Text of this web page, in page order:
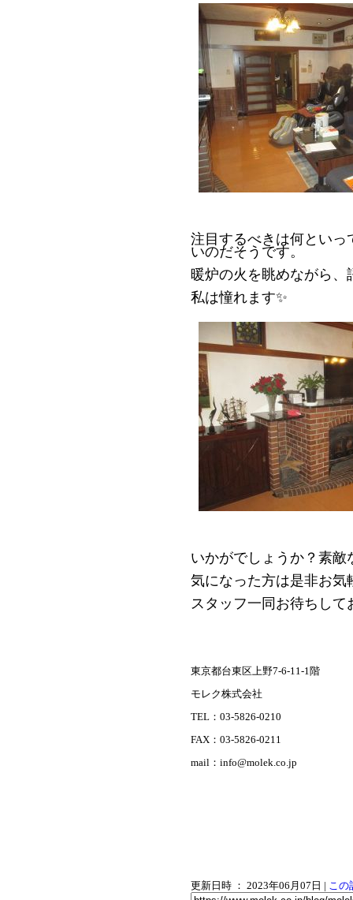
注目するべきは何といっ
いのだそうです。
暖炉の火を眺めながら
私は憧れます✨
いかがでしょうか？素
気になった方は是非お気
スタッフ一同お待ちして
東京都台東区上野7-6-11-1階
モレク株式会社
TEL：03-5826-0210
FAX：03-5826-0211
mail：info@molek.co.jp
更新日時 ： 2023年06月07日 この